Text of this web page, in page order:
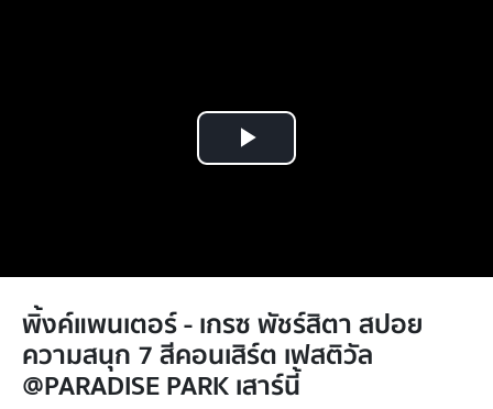
Play
พิ้งค์แพนเตอร์ - เกรซ พัชร์สิตา สปอย
ความสนุก 7 สีคอนเสิร์ต เฟสติวัล
@PARADISE PARK เสาร์นี้